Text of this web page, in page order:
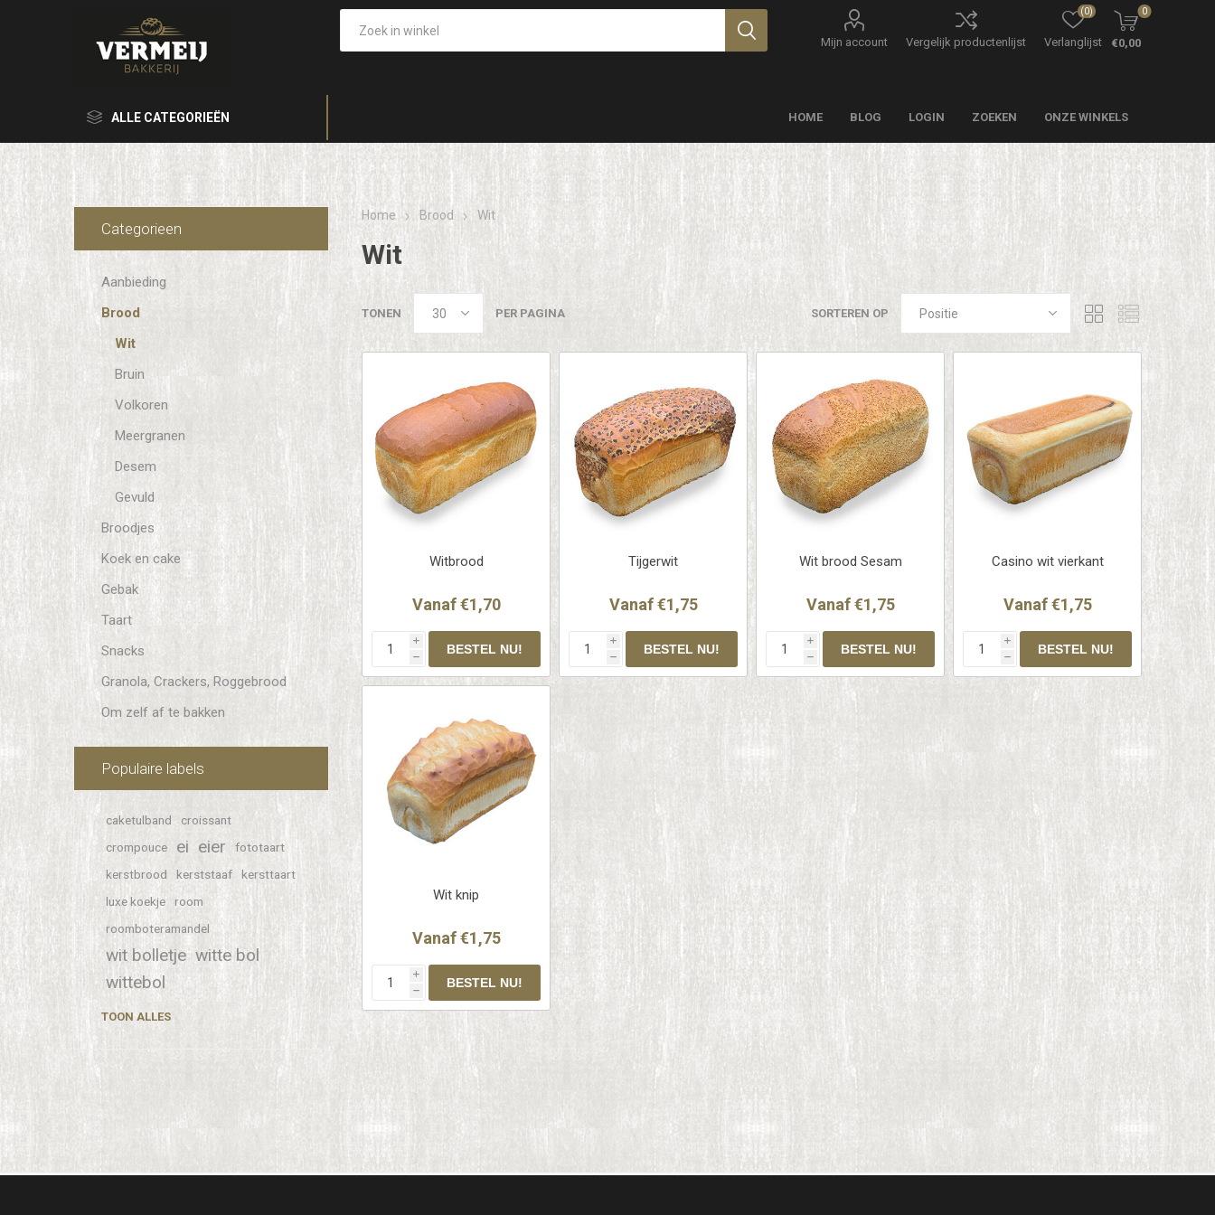
Mijn account Vergelijk productenlijst Verlanglijst
(0) 0
€0,00
ALLE CATEGORIEËN HOME BLOG LOGIN ZOEKEN ONZE WINKELS
Home Brood Wit
Wit
SORTEREN OP
TONEN PER PAGINA
Witbrood
Vanaf €1,70
i
h
Tijgerwit
Vanaf €1,75
i
h
Wit brood Sesam
Vanaf €1,75
i
h
Casino wit vierkant
Vanaf €1,75
i
h
Wit knip
Vanaf €1,75
i
h
Categorieen
Aanbieding
Brood
Wit
Bruin
Volkoren
Meergranen
Desem
Gevuld
Broodjes
Koek en cake
Gebak
Taart
Snacks
Granola, Crackers, Roggebrood
Om zelf af te bakken
Populaire labels
caketulband
croissant
crompouce
ei eier
fototaart
kerstbrood
kerststaaf
kersttaart
luxe koekje
room
roomboteramandel
wit bolletje witte bol
wittebol
TOON ALLES